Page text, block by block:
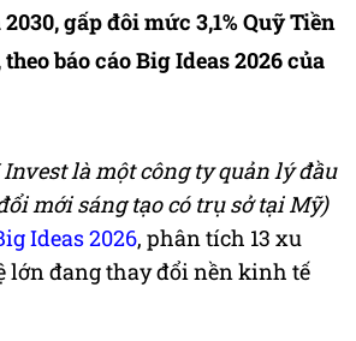
gấp đôi mức 3,1% Quỹ Tiền
báo cáo Big Ideas 2026 của
Invest là một công ty quản lý đầu
mới sáng tạo có trụ sở tại Mỹ)
Ideas 2026, phân tích 13 xu
lớn đang thay đổi nền kinh tế